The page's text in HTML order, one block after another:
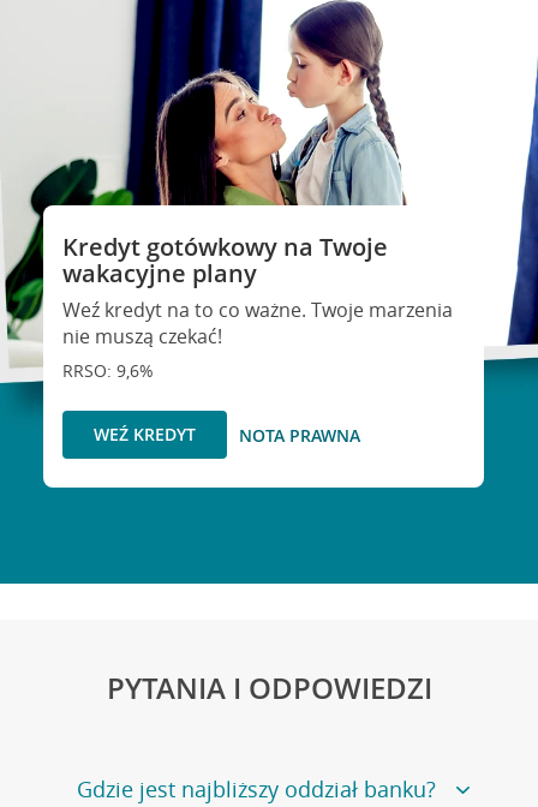
Kredyt gotówkowy na Twoje
wakacyjne plany
Weź kredyt na to co ważne. Twoje marzenia
nie muszą czekać!
RRSO: 9,6%
WEŹ KREDYT NOTA PRAWNA
PYTANIA I ODPOWIEDZI
Gdzie jest najbliższy oddział banku?